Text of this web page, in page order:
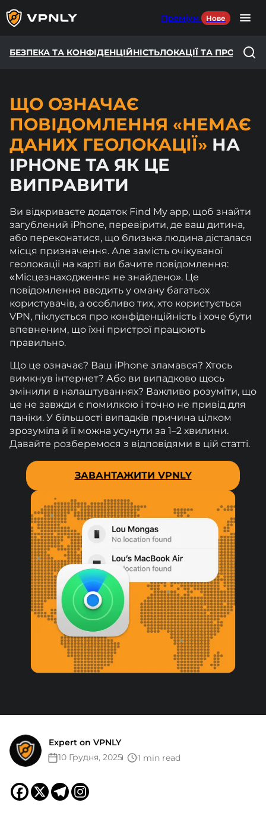
Преміум Нове
Language UA
Для ігор
Для соцмереж
Наші сервери
УВІЙТИ
DOWNLOAD
БЕЗПЕКА ТА КОНФІДЕНЦІЙНІСТЬЛОКАЦІЇ ТА ПРОФІЛЬ
ЩО ОЗНАЧАЄ
ПОВІДОМЛЕННЯ «НЕМАЄ
ДАНИХ ГЕОЛОКАЦІЇ» НА
IPHONE ТА ЯК ЦЕ
ВИПРАВИТИ
Ви відкриваєте додаток Find My app, щоб знайти
загублений iPhone, перевірити, де ваш дитина,
або переконатися, що близька людина дісталася
місця призначення. Але замість очікуваної
геолокації на карті ви бачите повідомлення:
«Місцезнаходження не знайдено». Це
повідомлення вводить у оману багатьох
користувачів, а особливо тих, хто користується
VPN, піклується про конфіденційність і хоче бути
впевненим, що їхні пристрої працюють
правильно.
Що це означає? Ваш iPhone зламався? Хтось
вимкнув інтернет? Або ви випадково щось
змінили в налаштуваннях? Важливо розуміти, що
це не завжди є помилкою і точно не привід для
паніки. У більшості випадків причина цілком
зрозуміла й її можна усунути за 1–2 хвилини.
Давайте розберемося з відповідями в цій статті.
ЗАВАНТАЖИТИ VPNLY
Expert on VPNLY
10 Грудня, 2025
1 min read